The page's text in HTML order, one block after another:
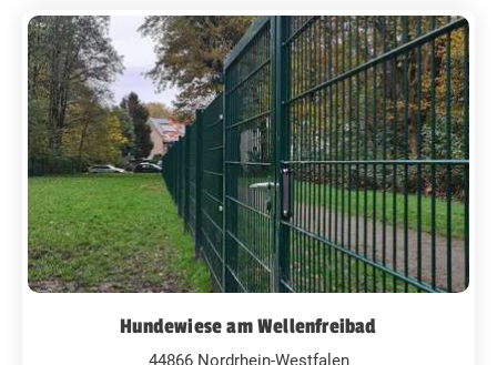
Hundewiese am Wellenfreibad
44866 Nordrhein-Westfalen